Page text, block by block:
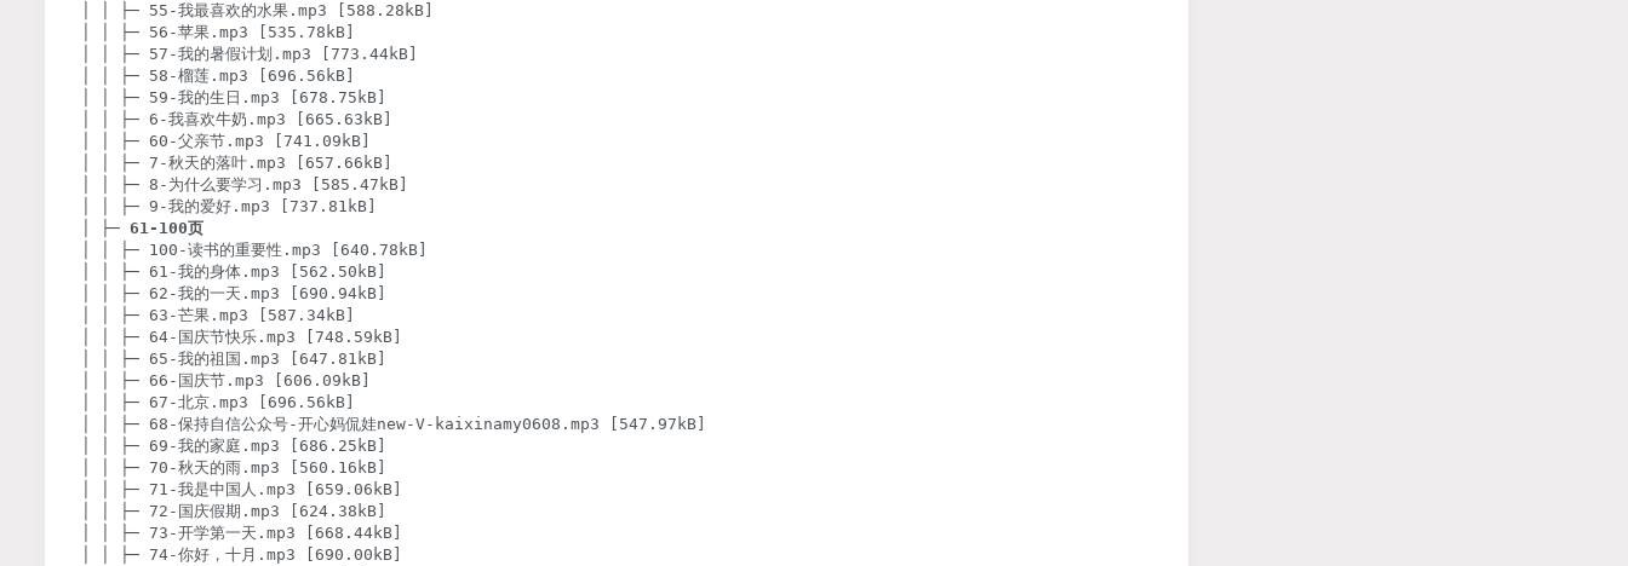
│ │ ├─ 55-我最喜欢的水果.mp3 [588.28kB]
│ │ ├─ 56-苹果.mp3 [535.78kB]
│ │ ├─ 57-我的暑假计划.mp3 [773.44kB]
│ │ ├─ 58-榴莲.mp3 [696.56kB]
│ │ ├─ 59-我的生日.mp3 [678.75kB]
│ │ ├─ 6-我喜欢牛奶.mp3 [665.63kB]
│ │ ├─ 60-父亲节.mp3 [741.09kB]
│ │ ├─ 7-秋天的落叶.mp3 [657.66kB]
│ │ ├─ 8-为什么要学习.mp3 [585.47kB]
│ │ ├─ 9-我的爱好.mp3 [737.81kB]
│ ├─ 61-100页
│ │ ├─ 100-读书的重要性.mp3 [640.78kB]
│ │ ├─ 61-我的身体.mp3 [562.50kB]
│ │ ├─ 62-我的一天.mp3 [690.94kB]
│ │ ├─ 63-芒果.mp3 [587.34kB]
│ │ ├─ 64-国庆节快乐.mp3 [748.59kB]
│ │ ├─ 65-我的祖国.mp3 [647.81kB]
│ │ ├─ 66-国庆节.mp3 [606.09kB]
│ │ ├─ 67-北京.mp3 [696.56kB]
│ │ ├─ 68-保持自信公众号-开心妈侃娃new-V-kaixinamy0608.mp3 [547.97kB]
│ │ ├─ 69-我的家庭.mp3 [686.25kB]
│ │ ├─ 70-秋天的雨.mp3 [560.16kB]
│ │ ├─ 71-我是中国人.mp3 [659.06kB]
│ │ ├─ 72-国庆假期.mp3 [624.38kB]
│ │ ├─ 73-开学第一天.mp3 [668.44kB]
│ │ ├─ 74-你好，十月.mp3 [690.00kB]